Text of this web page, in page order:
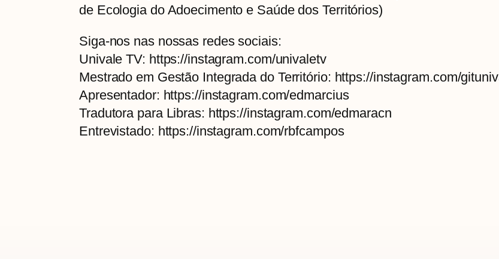
de Ecologia do Adoecimento e Saúde dos Territórios)
Siga-nos nas nossas redes sociais:
Univale TV: https://instagram.com/univaletv
Mestrado em Gestão Integrada do Território: https://instagram.com/
Apresentador: https://instagram.com/edmarcius
Tradutora para Libras: https://instagram.com/edmaracn
Entrevistado: https://instagram.com/rbfcampos